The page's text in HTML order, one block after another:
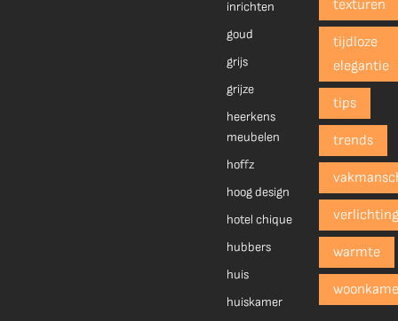
inrichten
goud
grijs
grijze
heerkens
meubelen
hoffz
hoog design
hotel chique
hubbers
huis
huiskamer
texturen
tijdloze
elegantie
tips
trends
warmte